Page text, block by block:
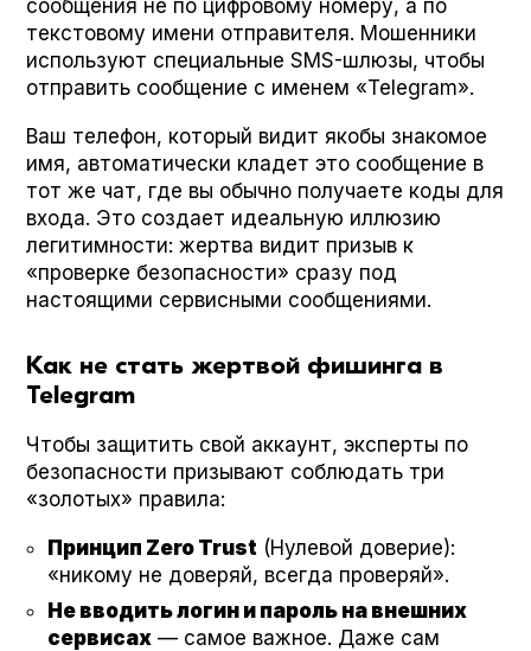
сообщения не по цифровому номеру, а по
текстовому имени отправителя. Мошенники
используют специальные SMS-шлюзы, чтобы
отправить сообщение с именем «Telegram».
Ваш телефон, который видит якобы знакомое
имя, автоматически кладет это сообщение в
тот же чат, где вы обычно получаете коды для
входа. Это создает идеальную иллюзию
легитимности: жертва видит призыв к
«проверке безопасности» сразу под
настоящими сервисными сообщениями.
Как не стать жертвой фишинга в
Telegram
Чтобы защитить свой аккаунт, эксперты по
безопасности призывают соблюдать три
«золотых» правила:
Принцип Zero Trust (Нулевой доверие):
«никому не доверяй, всегда проверяй».
Не вводить логин и пароль на внешних
сервисах — самое важное. Даже сам